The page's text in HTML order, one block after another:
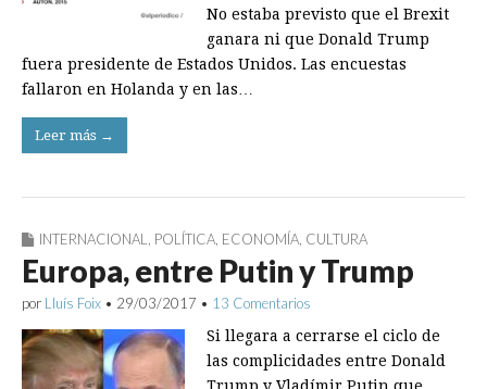
No estaba previsto que el Brexit
ganara ni que Donald Trump
fuera presidente de Estados Unidos. Las encuestas
fallaron en Holanda y en las…
Leer más →
INTERNACIONAL, POLÍTICA, ECONOMÍA, CULTURA
Europa, entre Putin y Trump
por Lluís Foix • 29/03/2017 • 13 Comentarios
Si llegara a cerrarse el ciclo de
las complicidades entre Donald